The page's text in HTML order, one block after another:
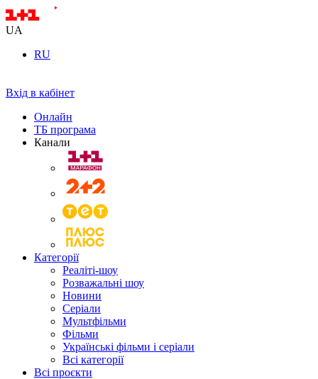
UA
RU
Вхід в кабінет
Онлайн
ТБ програма
Канали
Категорії
Реаліті-шоу
Розважальні шоу
Новини
Серіали
Мультфільми
Фільми
Українські фільми і серіали
Всі категорії
Всі проєкти